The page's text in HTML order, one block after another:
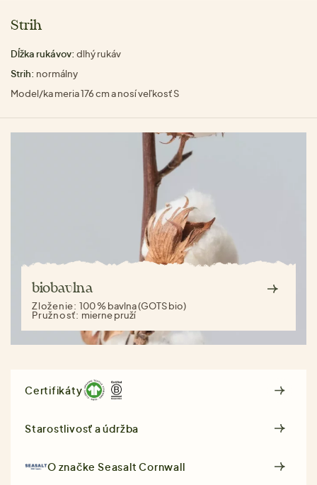
Strih
Dĺžka rukávov: dlhý rukáv
Strih: normálny
Model/ka meria 176 cm a nosí veľkosť S
biobavlna
Zloženie: 100 % bavlna (GOTS bio)
Pružnosť: mierne pruží
Certifikáty
Starostlivosť a údržba
O značkeSeasalt Cornwall